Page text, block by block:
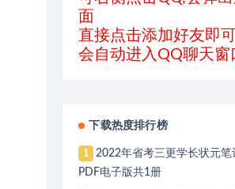
面
直接点击添加好友即可
会自动进入QQ聊天窗
下载热度排行榜
1
2022年省考三更学长状元笔
PDF电子版共1册